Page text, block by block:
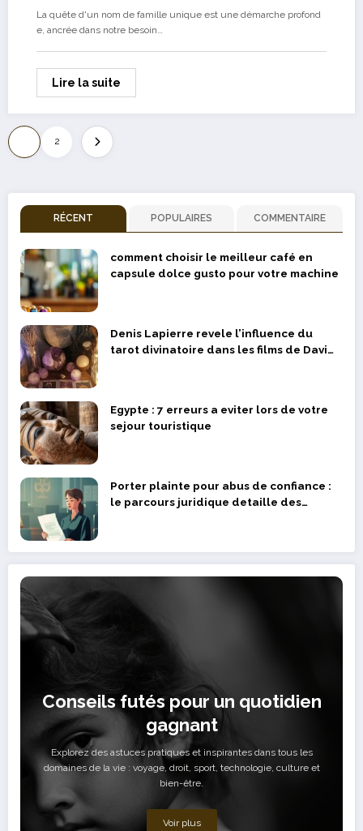
de la nature ?
La quête d'un nom de famille unique est une démarche profond
e, ancrée dans notre besoin…
Lire la suite
Pagination
des
publications
2
RÉCENT POPULAIRES COMMENTAIRE
comment choisir le meilleur café en
capsule dolce gusto pour votre machine
Denis Lapierre revele l’influence du
tarot divinatoire dans les films de David
Egypte : 7 erreurs a eviter lors de votre
sejour touristique
Porter plainte pour abus de confiance :
le parcours juridique detaille des
Conseils futés pour un quotidien
gagnant
Explorez des astuces pratiques et inspirantes dans tous les
domaines de la vie : voyage, droit, sport, technologie, culture et
bien-être.
Voir plus